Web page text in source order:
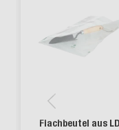
Flachbeutel aus